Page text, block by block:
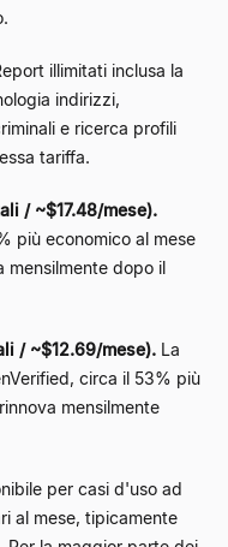
illimitati inclusa la
indirizzi,
e ricerca profili
tariffa.
/ ~$17.48/mese).
più economico al mese
mensilmente dopo il
/ ~$12.69/mese). La
circa il 53% più
mensilmente
per casi d'uso ad
al mese, tipicamente